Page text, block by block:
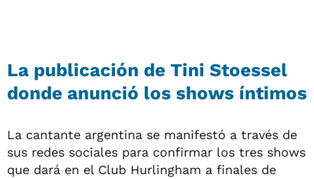
La publicación de Tini Stoessel
donde anunció los shows íntimos
La cantante argentina se manifestó a través de
sus redes sociales para confirmar los tres shows
que dará en el Club Hurlingham a finales de